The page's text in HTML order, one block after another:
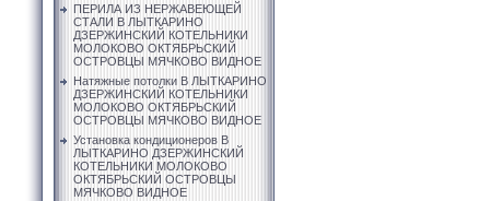
ПЕРИЛА ИЗ НЕРЖАВЕЮЩЕЙ
СТАЛИ В ЛЫТКАРИНО
ДЗЕРЖИНСКИЙ КОТЕЛЬНИКИ
МОЛОКОВО ОКТЯБРЬСКИЙ
ОСТРОВЦЫ МЯЧКОВО ВИДНОЕ
Натяжные потолки В ЛЫТКАРИНО
ДЗЕРЖИНСКИЙ КОТЕЛЬНИКИ
МОЛОКОВО ОКТЯБРЬСКИЙ
ОСТРОВЦЫ МЯЧКОВО ВИДНОЕ
Установка кондиционеров В
ЛЫТКАРИНО ДЗЕРЖИНСКИЙ
КОТЕЛЬНИКИ МОЛОКОВО
ОКТЯБРЬСКИЙ ОСТРОВЦЫ
МЯЧКОВО ВИДНОЕ